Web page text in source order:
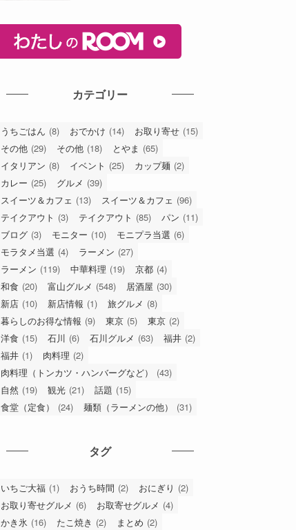
カテゴリー
うちごはん (8) おでかけ (14) お取り寄せ (15)
その他 (29) その他 (18) とやま (65)
イタリアン (8) イベント (25) カップ麺 (2)
カレー (25) グルメ (39)
スイーツ＆カフェ (13) スイーツ＆カフェ (96)
テイクアウト (3) テイクアウト (85) パン (11)
ブログ (3) モニター (10) モニプラ当選 (6)
モラタメ当選 (4) ラーメン (27)
ラーメン (119) 中華料理 (19) 京都 (4)
和食 (20) 富山グルメ (548) 居酒屋 (30)
新店 (10) 新店情報 (1) 旅グルメ (8)
暮らしのお得な情報 (9) 東京 (5) 東京 (2)
洋食 (15) 石川 (6) 石川グルメ (63) 福井 (2)
福井 (1) 肉料理 (2)
肉料理（トンカツ・ハンバーグなど）
(43)
自然 (19) 観光 (21) 話題 (15)
食堂（定食）
(24) 麺類（ラーメンの他） (31)
タグ
いちご大福 (1) おうち時間 (2) おにぎり (2)
お取り寄せグルメ (6) お取寄せグルメ (4)
かき氷 (16) たこ焼き (2) まとめ (2)